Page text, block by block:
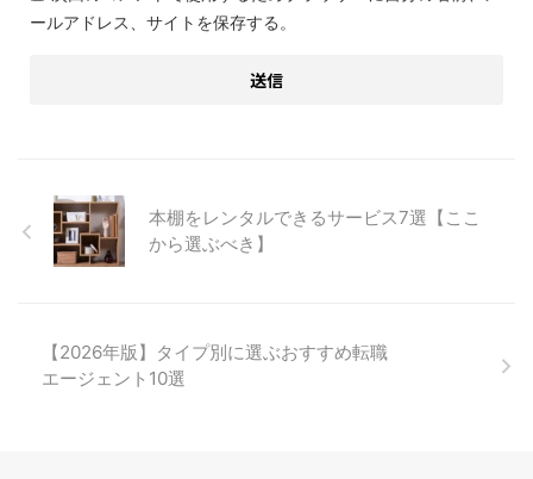
ールアドレス、サイトを保存する。
本棚をレンタルできるサービス7選【ここ
から選ぶべき】
【2026年版】タイプ別に選ぶおすすめ転職
エージェント10選